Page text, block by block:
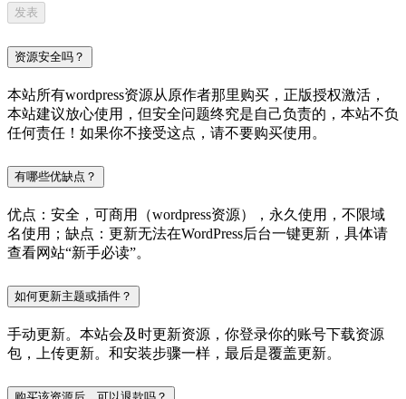
资源安全吗？
本站所有wordpress资源从原作者那里购买，正版授权激活，
本站建议放心使用，但安全问题终究是自己负责的，本站不负
任何责任！如果你不接受这点，请不要购买使用。
有哪些优缺点？
优点：安全，可商用（wordpress资源），永久使用，不限域
名使用；缺点：更新无法在WordPress后台一键更新，具体请
查看网站“新手必读”。
如何更新主题或插件？
手动更新。本站会及时更新资源，你登录你的账号下载资源
包，上传更新。和安装步骤一样，最后是覆盖更新。